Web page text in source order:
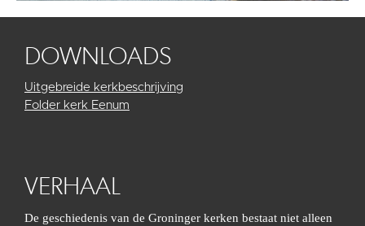
DOWNLOADS
Uitgebreide kerkbeschrijving
Folder kerk Eenum
VERHAAL
De geschiedenis van de Groninger kerken bestaat niet alleen